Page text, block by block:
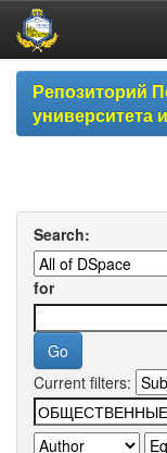
Skip
navigationРепозиторий
университета
Search:
for
Current filters: